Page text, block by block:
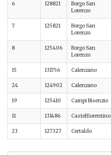
6 128821
Borgo San
Lorenzo
7 125821
Borgo San
Lorenzo
8 125406
Borgo San
Lorenzo
15 131756 Calenzano
24 124902 Calenzano
19 125410 Campi Bisenzio
11 131486 Castelfiorentino
23 127327 Certaldo